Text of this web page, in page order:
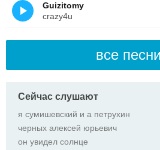
Guizitomy
crazy4u
все
Сейчас слушают
я сумишевский и а петрухин
черных алексей юрьевич
он увидел солнце